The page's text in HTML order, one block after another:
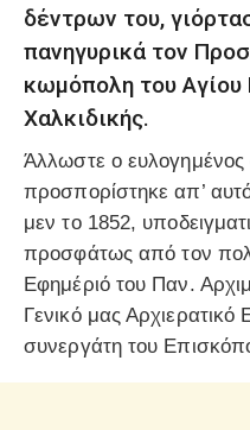
δέντρων του,
πανηγυρικά τον
κωμόπολη του
Χαλκιδικής.
Άλλωστε ο
προσπορίστηκε απ’
μεν το 1852,
προσφάτως από τον
Εφημέριό του Παν.
Γενικό μας
συνεργάτη του